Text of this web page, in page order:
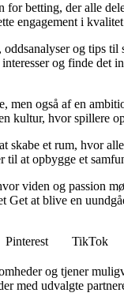
betting, der alle
engagement i
og tips
og finde det
men også af en
kultur, hvor spillere
et rum, hvor
at opbygge et
viden og passion
at blive en
Pinterest TikTok
og tjener
med udvalgte